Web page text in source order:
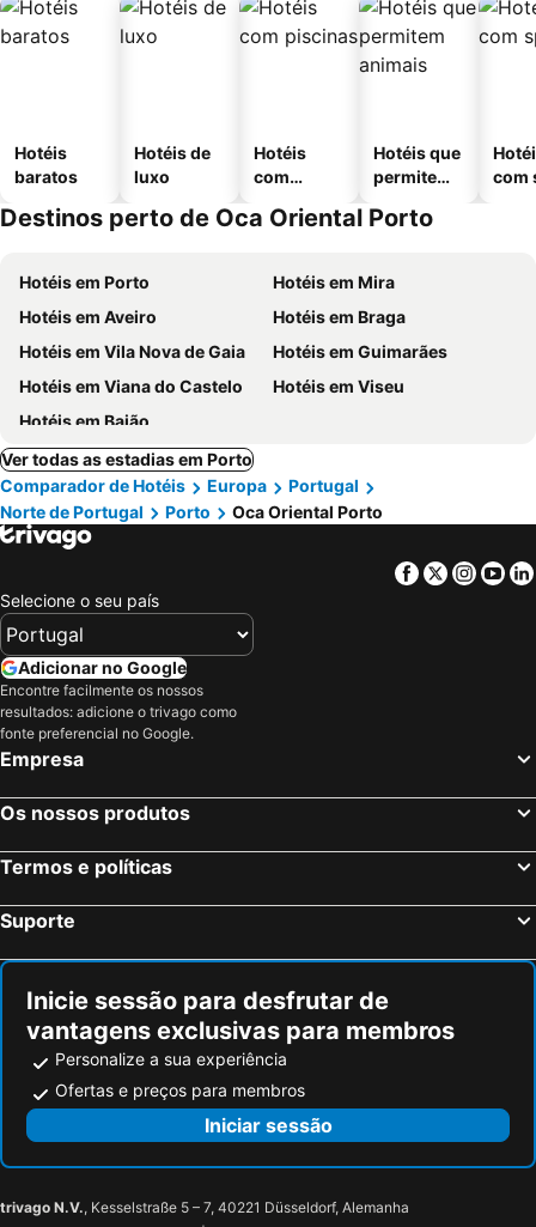
Hotéis
baratos
Hotéis de
luxo
Hotéis
com
Hotéis que
permitem
com
Destinos perto de Oca Oriental Porto
Hotéis em Porto
Hotéis em Mira
Hotéis em Aveiro
Hotéis em Braga
Hotéis em Vila Nova de Gaia
Hotéis em Guimarães
Hotéis em Viana do Castelo
Hotéis em Viseu
Hotéis em Baião
Ver todas as estadias em Porto
Comparador de Hotéis
Europa
Portugal
Norte de Portugal
Porto Oca Oriental Porto
Facebook
Twitter
Selecione o seu país
Adicionar no Google
Encontre facilmente os nossos
resultados: adicione o trivago como
fonte preferencial no Google.
Empresa
Os nossos produtos
Termos e políticas
Suporte
Inicie sessão para desfrutar de
vantagens exclusivas para membros
Personalize a sua experiência
Ofertas e preços para membros
Iniciar sessão
trivago N.V., Kesselstraße 5 – 7, 40221 Düsseldorf, Alemanha